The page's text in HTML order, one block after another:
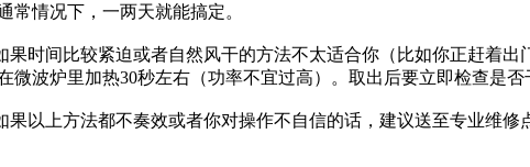
常情况下，一两天就能搞定。
果时间比较紧迫或者自然风干的方法不太适合你（比如你正赶着
微波炉里加热30秒左右（功率不宜过高）。取出后要立即检查是否
果以上方法都不奏效或者你对操作不自信的话，建议送至专业维